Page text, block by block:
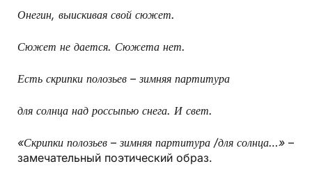
Онегин, выискивая свой сюжет.
Сюжет не дается. Сюжета нет.
Есть скрипки полозьев –зимняя партитура
для солнца над россыпью снега. И свет.
«Скрипки полозьев –зимняя партитура /для солнца…» –
замечательный поэтический образ.